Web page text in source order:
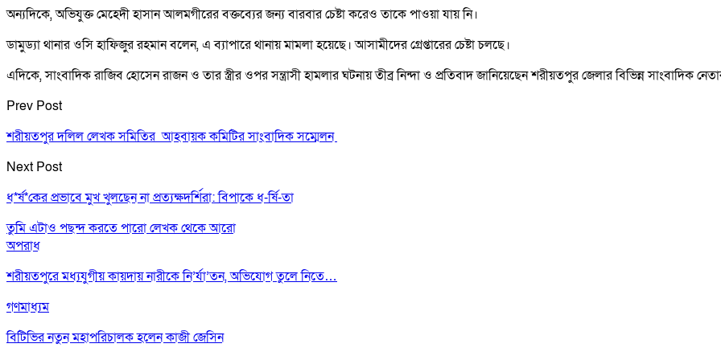
অন্যদিকে, অভিযুক্ত মেহেদী হাসান আলমগীরের বক্তব্যের জন্য বারবার চেষ্টা করেও তাকে পাওয়া যায় নি।
ডামুড্যা থানার ওসি হাফিজুর রহমান বলেন, এ ব্যাপারে থানায় মামলা হয়েছে। আসামীদের গ্রেপ্তারের চেষ্টা চলছে।
এদিকে, সাংবাদিক রাজিব হোসেন রাজন ও তার স্ত্রীর ওপর সন্ত্রাসী হামলার ঘটনায় তীব্র নিন্দা ও প্রতিবাদ জানিয়েছেন শরীয়তপুর জেলার বিভিন্ন সাংবাদিক
Prev Post
শরীয়তপুর দলিল লেখক সমিতির আহবায়ক কমিটির সাংবাদিক সম্মেলন
Next Post
ধ*র্ষ*কের প্রভাবে মুখ খুলছেন না প্রত্যক্ষদর্শিরা: বিপাকে ধ-র্ষি-তা
তুমি এটাও পছন্দ করতে পারোলেখক থেকে আরো
অপরাধ
শরীয়তপুরে মধ্যযুগীয় কায়দায় নারীকে নি’র্যা’তন, অভিযোগ তুলে নিতে…
গণমাধ্যম
বিটিভির নতুন মহাপরিচালক হলেন কাজী জেসিন